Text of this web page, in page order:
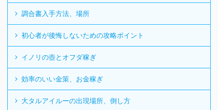
調合書入手方法、場所
初心者が後悔しないための攻略ポイント
イノリの壺とオフダ稼ぎ
効率のいい金策、お金稼ぎ
大タルアイルーの出現場所、倒し方